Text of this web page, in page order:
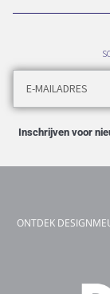
Inschrijven voor
ONTDEK